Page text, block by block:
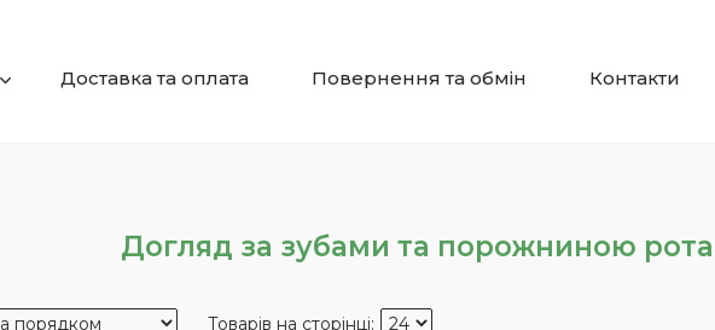
Доставка та оплата Повернення та обмін Контакти
Догляд за зубами та порожниною рота